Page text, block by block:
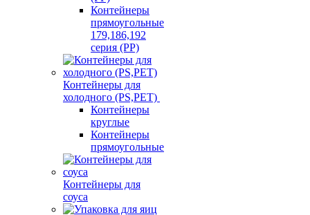
Контейнеры
прямоугольные
179,186,192
серия (PP)
Контейнеры для
холодного (PS,PET)
Контейнеры
круглые
Контейнеры
прямоугольные
Контейнеры для
соуса